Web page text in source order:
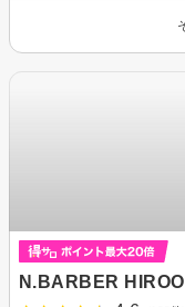
N.BARBER HIROO